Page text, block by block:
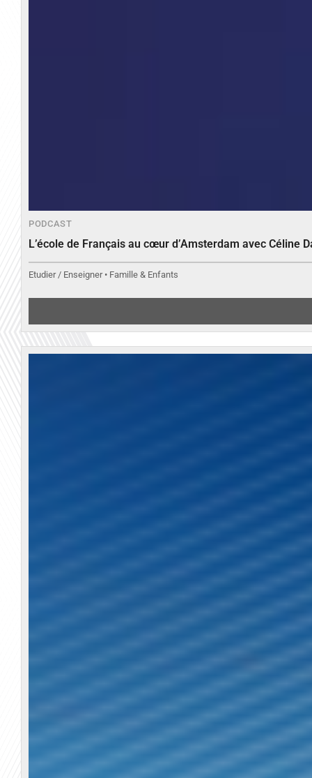
PODCAST
L’école de Français au cœur d’Amsterdam avec Céline
Etudier / Enseigner • Famille & Enfants